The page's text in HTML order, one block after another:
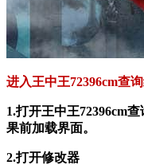
进入王中王72396cm查
1.打开王中王72396cm
果前加载界面。
2.打开修改器